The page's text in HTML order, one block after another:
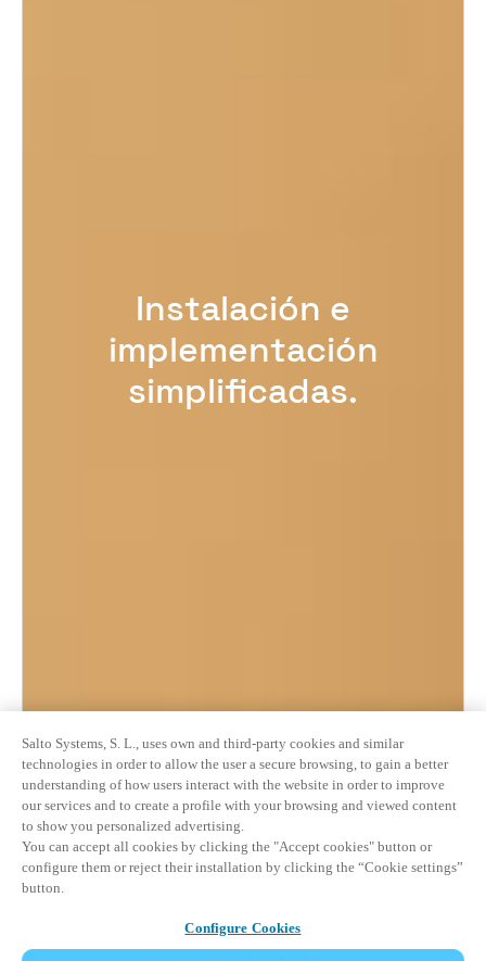
Instalación e
implementación
simplificadas.
Salto Systems, S. L., uses own and third-party cookies and similar
technologies in order to allow the user a secure browsing, to gain a better
understanding of how users interact with the website in order to improve
our services and to create a profile with your browsing and viewed content
to show you personalized advertising.
You can accept all cookies by clicking the "Accept cookies" button or
configure them or reject their installation by clicking the “Cookie settings”
button.
Configure Cookies